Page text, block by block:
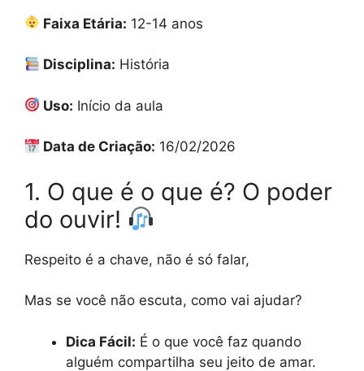
Faixa Etária: 12-14 anos
Disciplina: História
Uso: Início da aula
Data de Criação: 16/02/2026
1. O que é o que é? O poder
do ouvir!
Respeito é a chave, não é só falar,
Mas se você não escuta, como vai ajudar?
Dica Fácil: É o que você faz quando
alguém compartilha seu jeito de amar.